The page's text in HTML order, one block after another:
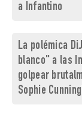
a Infantino
La polémica
blanco" a las
golpear
Sophie